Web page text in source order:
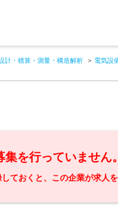
計・積算・測量・構造解析 電気設
を行っていません。
しておくと、この企業が求人